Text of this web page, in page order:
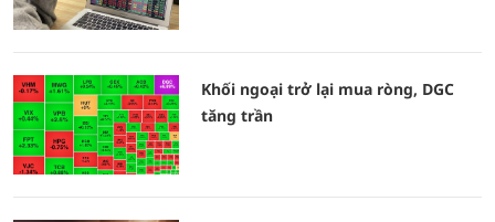
Khối ngoại trở lại mua ròng, DGC
tăng trần